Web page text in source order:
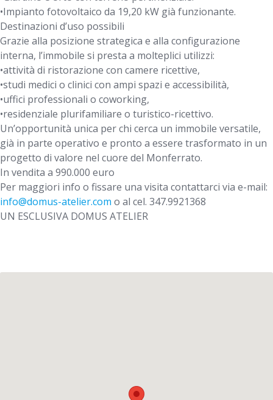
•Impianto fotovoltaico da 19,20 kW già funzionante.
Destinazioni d’uso possibili
Grazie alla posizione strategica e alla configurazione
interna, l’immobile si presta a molteplici utilizzi:
•attività di ristorazione con camere ricettive,
•studi medici o clinici con ampi spazi e accessibilità,
•uffici professionali o coworking,
•residenziale plurifamiliare o turistico-ricettivo.
Un’opportunità unica per chi cerca un immobile versatile,
già in parte operativo e pronto a essere trasformato in un
progetto di valore nel cuore del Monferrato.
In vendita a 990.000 euro
Per maggiori info o fissare una visita contattarci via e-mail:
info@domus-atelier.com o al cel. 347.9921368
UN ESCLUSIVA DOMUS ATELIER